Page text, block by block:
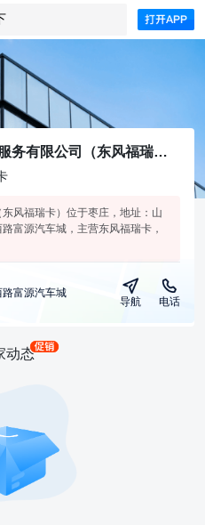
枣庄宏邦汽车销售服务有限公司（东风福瑞卡）
风福瑞卡）位于枣庄，地址：山
富源汽车城，主营东风福瑞卡，
富源汽车城
导航 电话
动态